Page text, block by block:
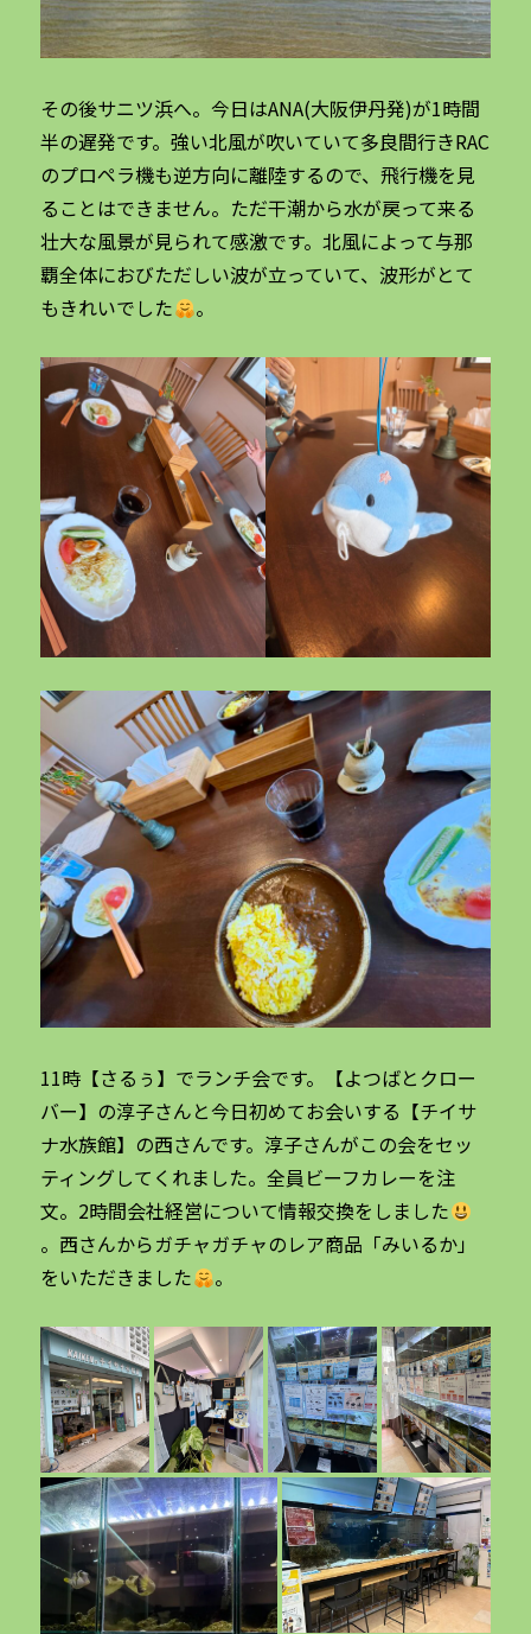
その後サニツ浜へ。今日はANA(大阪伊丹発)が1時間
半の遅発です。強い北風が吹いていて多良間行きRAC
のプロペラ機も逆方向に離陸するので、飛行機を見
ることはできません。ただ干潮から水が戻って来る
壮大な風景が見られて感激です。北風によって与那
覇全体におびただしい波が立っていて、波形がとて
もきれいでした
。
11時【さるぅ】でランチ会です。【よつばとクロー
バー】の淳子さんと今日初めてお会いする【チイサ
ナ水族館】の西さんです。淳子さんがこの会をセッ
ティングしてくれました。全員ビーフカレーを注
文。2時間会社経営について情報交換をしました
。西さんからガチャガチャのレア商品「みいるか」
をいただきました
。